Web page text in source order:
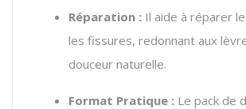
Réparation : Il aide à réparer
les fissures, redonnant aux
douceur naturelle.
Format Pratique : Le pack de